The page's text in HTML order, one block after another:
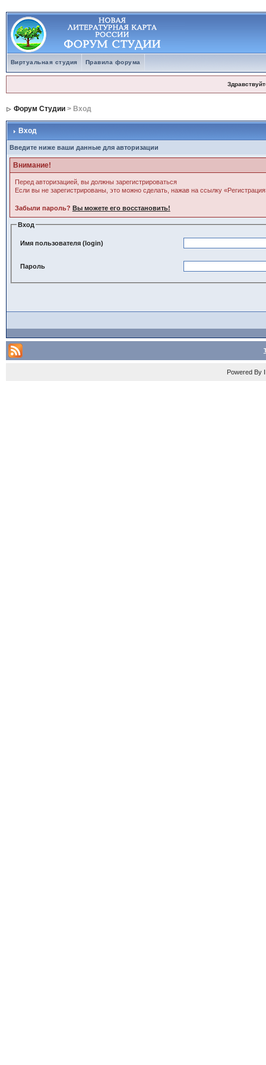
Виртуальная студия Правила форума
Форум Студии> Вход
Вход
Введите ниже ваши данные для авторизации
Внимание!
Перед авторизацией, вы должны зарегистрироваться
Если вы не зарегистрированы, это можно сделать, нажав на ссылку
Забыли пароль? Вы можете его восстановить!
Вход
Имя пользователя (login)
Пароль
Powered By